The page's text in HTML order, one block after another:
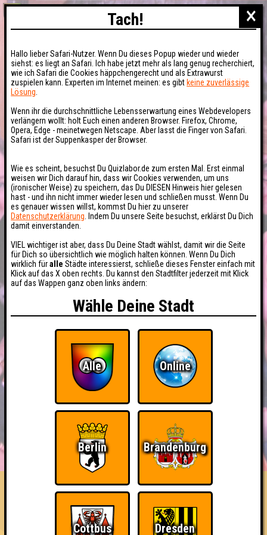
HIGHSCORE RESERVIERUNG
FAQ ÜBER UNS
QUIZLABOR Halle #107
· 22.10.2026 · Hollys Big Bar
×
Tach!
Hallo lieber Safari-Nutzer. Wenn Du dieses Popup wieder und wieder
siehst: es liegt an Safari. Ich habe jetzt mehr als lang genug recherchiert,
wie ich Safari die Cookies häppchengerecht und als Extrawurst
zuspielen kann. Experten im Internet meinen: es gibt keine zuverlässige
Lösung
Wenn ihr die durchschnittliche Lebensserwartung eines Webdevelopers
verlängern wollt: holt Euch einen anderen Browser. Firefox, Chrome,
Opera, Edge - meinetwegen Netscape. Aber lasst die Finger von Safari.
Safari ist der Suppenkasper der Browser.
Wie es scheint, besuchst Du Quizlabor.de zum ersten Mal. Erst einmal
weisen wir Dich darauf hin, dass wir Cookies verwenden, um uns
(ironischer Weise) zu speichern, das Du DIESEN Hinweis hier gelesen
hast - und ihn nicht immer wieder lesen und schließen musst. Wenn Du
es genauer wissen willst, kommst Du hier zu unserer
Datenschutzerklärung . Indem Du unsere Seite besuchst, erklärst Du Dich
damit einverstanden.
VIEL wichtiger ist aber, dass Du Deine Stadt wählst, damit wir die Seite
für Dich so übersichtlich wie möglich halten können. Wenn Du Dich
wirklich füralle Städte interessierst, schließe dieses Fenster einfach mit
Klick auf das X oben rechts. Du kannst den Stadtfilter jederzeit mit Klick
auf das Wappen ganz oben links ändern:
Wähle Deine Stadt
Alle Online
Berlin Brandenburg
Cottbus Dresden